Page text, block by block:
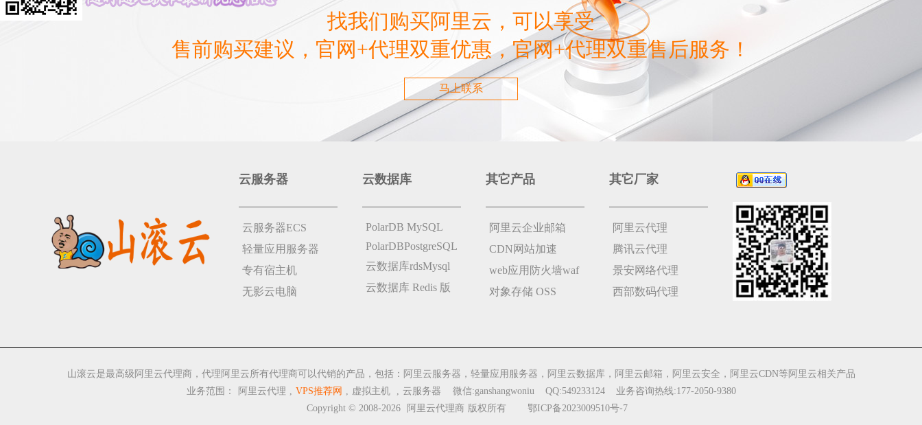
找我们购买阿里云，可以享受
售前购买建议，官网+代理双重优惠，官网+代理双重售后服务！
马上联系
云服务器
云服务器ECS
轻量应用服务器
专有宿主机
无影云电脑
云数据库
PolarDB MySQL
PolarDBPostgreSQL
云数据库rdsMysql
云数据库 Redis 版
其它产品
阿里云企业邮箱
CDN网站加速
web应用防火墙waf
对象存储 OSS
其它厂家
阿里云代理
腾讯云代理
景安网络代理
西部数码代理
山滚云是最高级阿里云代理商，代理阿里云所有代理商可以代销的产品，包括：阿里云服务器，轻量应用服务器，阿里云数据库，阿里云邮箱，阿里云安全，阿里云CDN等阿里云相关产品
业务范围：
阿里云代理 , VPS推荐网 , 虚拟主机 , 云服务器
微信:ganshangwoniu QQ:549233124 业务咨询热线:177-2050-9380
Copyright © 2008-2026
阿里云代理商 版权所有 鄂ICP备2023009510号-7